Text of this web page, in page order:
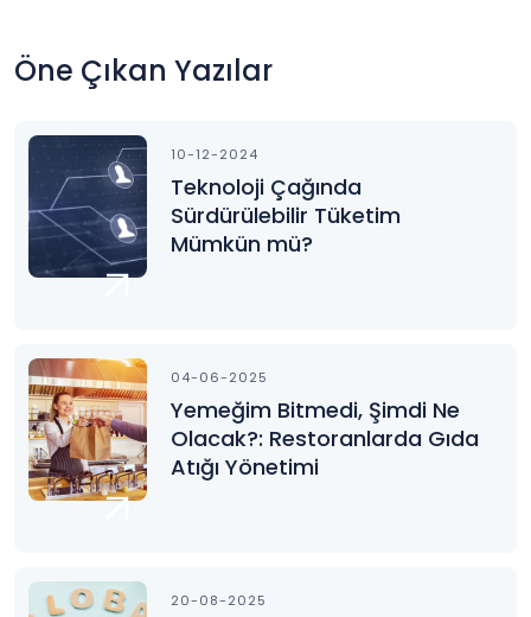
Öne Çıkan Yazılar
10-12-2024
Teknoloji Çağında
Sürdürülebilir Tüketim
Mümkün mü?
04-06-2025
Yemeğim Bitmedi, Şimdi Ne
Olacak?: Restoranlarda Gıda
Atığı Yönetimi
20-08-2025